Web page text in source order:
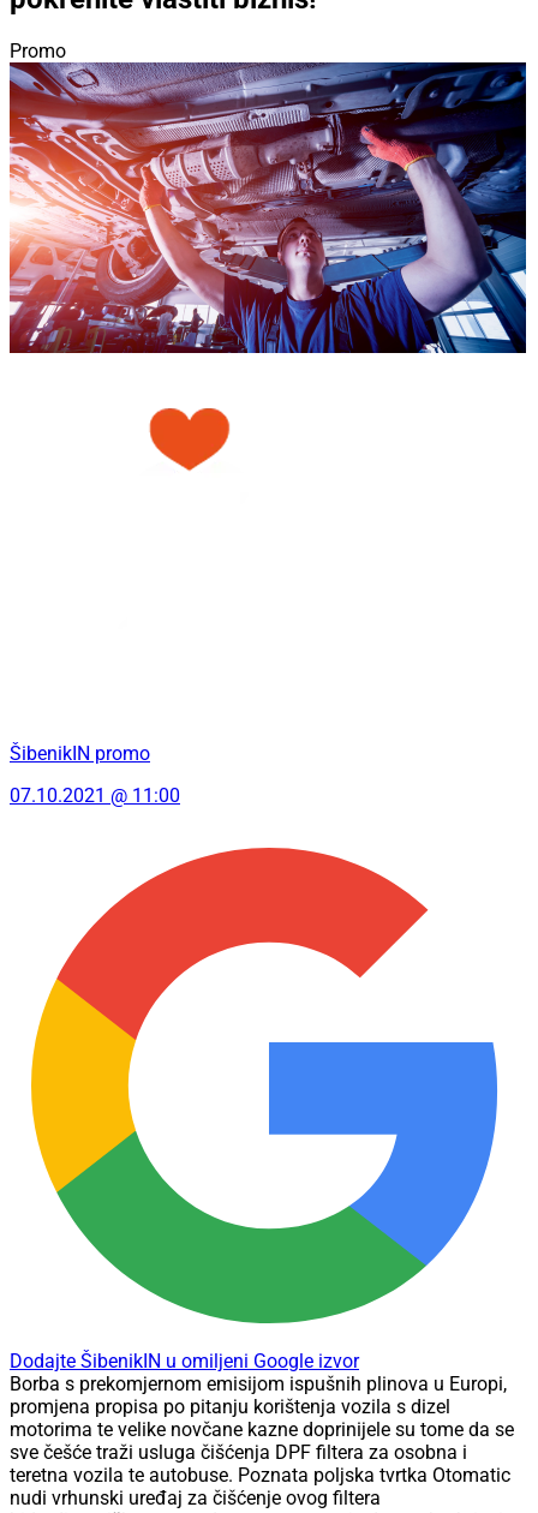
Promo
ŠibenikIN promo
07.10.2021 @ 11:00
Dodajte ŠibenikIN u omiljeni Google izvor
Borba s prekomjernom emisijom ispušnih plinova u Europi,
promjena propisa po pitanju korištenja vozila s dizel
motorima te velike novčane kazne doprinijele su tome da se
sve češće traži usluga čišćenja DPF filtera za osobna i
teretna vozila te autobuse. Poznata poljska tvrtka Otomatic
nudi vrhunski uređaj za čišćenje ovog filtera